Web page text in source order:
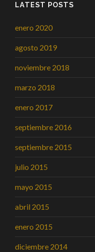
LATEST POSTS
enero 2020
agosto 2019
noviembre 2018
marzo 2018
enero 2017
septiembre 2016
septiembre 2015
julio 2015
mayo 2015
abril 2015
enero 2015
diciembre 2014